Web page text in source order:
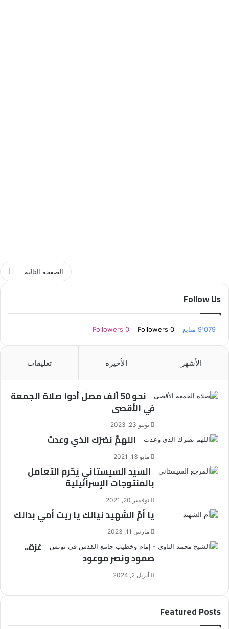
الصفحة التالية
Follow Us
9٬079 متابع 0
Followers
0
Followers
الأشهر الأخيرة تعليقات
نحو 50 ألف مصلٍّ أدوا صلاة الجمعة
في الأقصى
يونيو 23, 2023
اللهمَّ نَصْرَك الذي وعدتَ
مايو 13, 2021
السيد السيستاني يُحّرم التعامل
بالمنتوجات الإسرائيلية
نوفمبر 20, 2021
يا أمّ الشهيد نيالك يا ريت أمي بدالك
مارس 11, 2023
غزة..
صمود ونصر موعود
أبريل 2, 2024
Featured Posts